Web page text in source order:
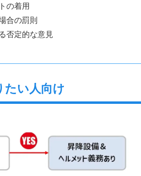
の着用
合の罰則
否定的な意見
たい人向け